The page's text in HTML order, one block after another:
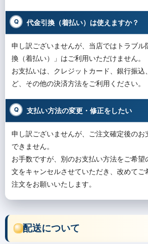
代金引換（着払い）は使えますか？
申し訳ございませんが、当店ではトラブル
換（着払い）」はご利用いただけません。
お支払いは、クレジットカード、銀行振込
ど、その他の決済方法をご利用ください。
支払い方法の変更・修正をしたい
申し訳ございませんが、ご注文確定後のお
できません。
お手数ですが、別のお支払い方法をご希望
文をキャンセルさせていただき、改めてご
注文をお願いいたします。
配送について